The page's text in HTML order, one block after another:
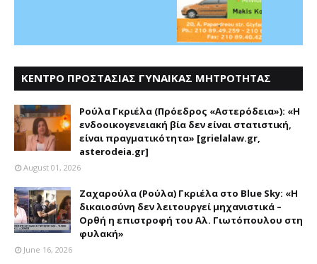
ΚΕΝΤΡΟ ΠΡΟΣΤΑΣΙΑΣ ΓΥΝΑΙΚΑΣ ΜΗΤΡΟΤΗΤΑΣ
Ρούλα Γκριέλα (Πρόεδρος «Αστερόδεια»): «Η
ενδοοικογενειακή βία δεν είναι στατιστική,
είναι πραγματικότητα» [grielalaw.gr,
asterodeia.gr]
August 01, 2026
Ζαχαρούλα (Ρούλα) Γκριέλα στο Blue Sky: «Η
δικαιοσύνη δεν λειτουργεί μηχανιστικά –
Ορθή η επιστροφή του Αλ. Γιωτόπουλου στη
φυλακή»
June 16, 2026